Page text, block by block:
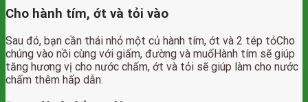
Cho hành tím, ớt và tỏi vào
Sau đó, bạn cần thái nhỏ một củ hành tím, ớt và 2 tép tỏCho
chúng vào nồi cùng với giấm, đường và muốHành tím sẽ giúp
tăng hương vị cho nước chấm, ớt và tỏi sẽ giúp làm cho nước
chấm thêm hấp dẫn.